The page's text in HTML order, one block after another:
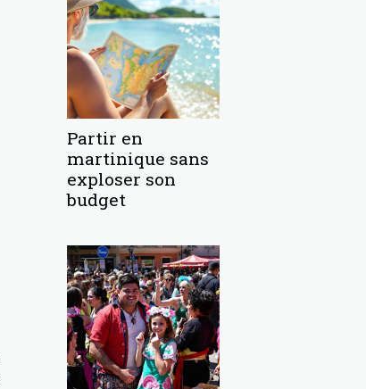
Partir en
martinique sans
exploser son
budget